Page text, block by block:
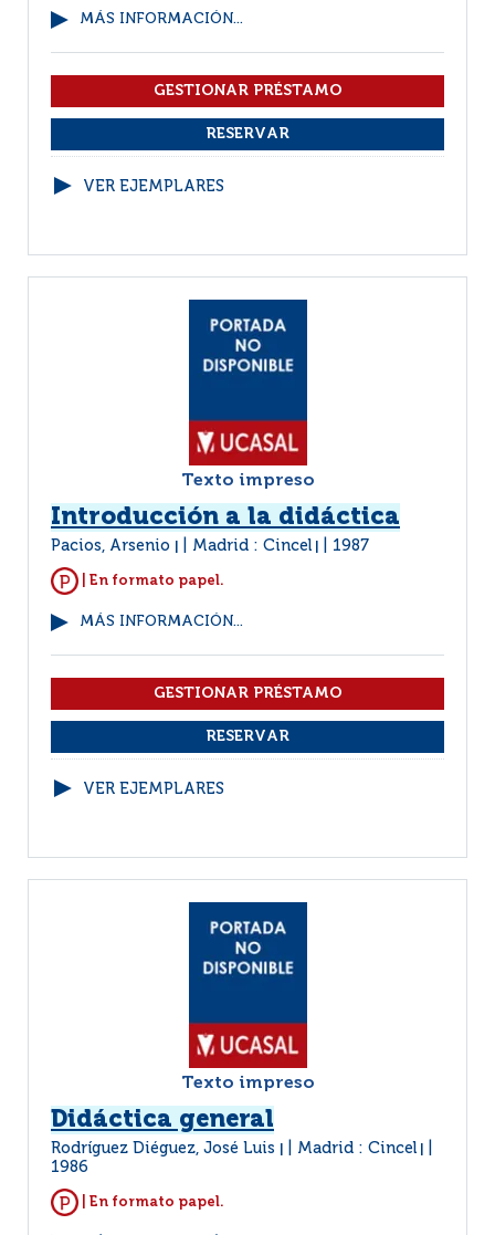
MÁS INFORMACIÓN...
VER EJEMPLARES
Texto impreso
Introducción a la didáctica
Pacios, Arsenio Madrid : Cincel 1987
| En formato papel.
MÁS INFORMACIÓN...
VER EJEMPLARES
Texto impreso
Didáctica general
Rodríguez Diéguez, José Luis Madrid : Cincel
1986
| En formato papel.